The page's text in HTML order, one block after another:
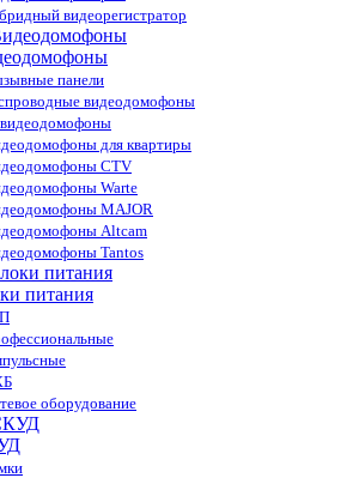
видеорегистратор
панели
видеодомофоны
для квартиры
CTV
Warte
MAJOR
Altcam
Tantos
питания
оборудование